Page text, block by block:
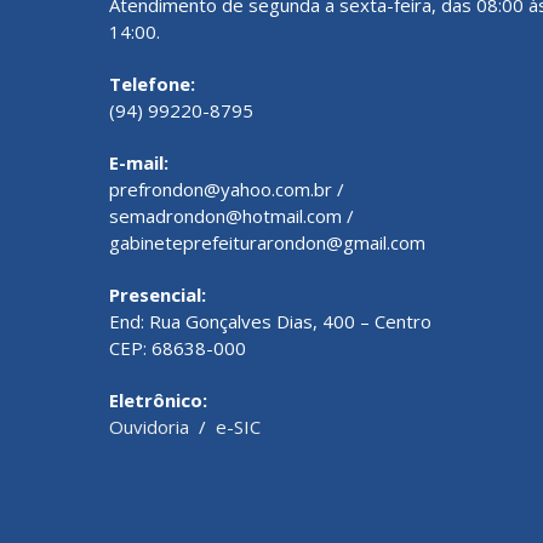
14:00.
Telefone:
(94) 99220-8795
E-mail:
prefrondon@yahoo.com.br /
semadrondon@hotmail.com /
gabineteprefeiturarondon@gmail.com
Presencial:
End: Rua Gonçalves Dias, 400 – Centro
CEP: 68638-000
Eletrônico:
Ouvidoria / e-SIC